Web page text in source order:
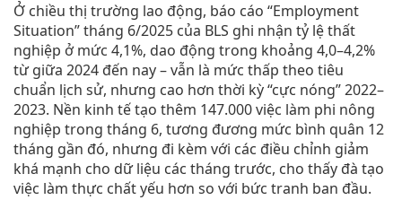
Ở chiều thị trường lao động, báo cáo “Employment
Situation” tháng 6/2025 của BLS ghi nhận tỷ lệ thất
nghiệp ở mức 4,1%, dao động trong khoảng 4,0–4,2%
từ giữa 2024 đến nay – vẫn là mức thấp theo tiêu
chuẩn lịch sử, nhưng cao hơn thời kỳ “cực nóng” 2022–
2023. Nền kinh tế tạo thêm 147.000 việc làm phi nông
nghiệp trong tháng 6, tương đương mức bình quân 12
tháng gần đó, nhưng đi kèm với các điều chỉnh giảm
khá mạnh cho dữ liệu các tháng trước, cho thấy đà tạo
việc làm thực chất yếu hơn so với bức tranh ban đầu.